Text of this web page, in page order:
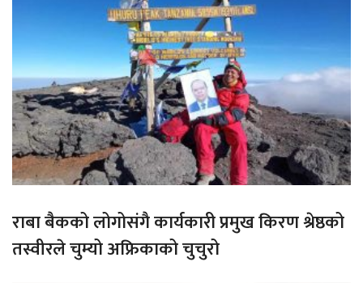
राबा बैकको लोगोसंगै कार्यकारी प्रमुख किरण श्रेष्ठको
तस्वीरले चुम्यो अफ्रिकाको चुचुरो